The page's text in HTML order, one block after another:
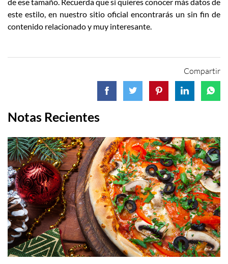
este estilo, en nuestro sitio oficial encontrarás un sin fin de
contenido relacionado y muy interesante.
Compartir
Notas Recientes